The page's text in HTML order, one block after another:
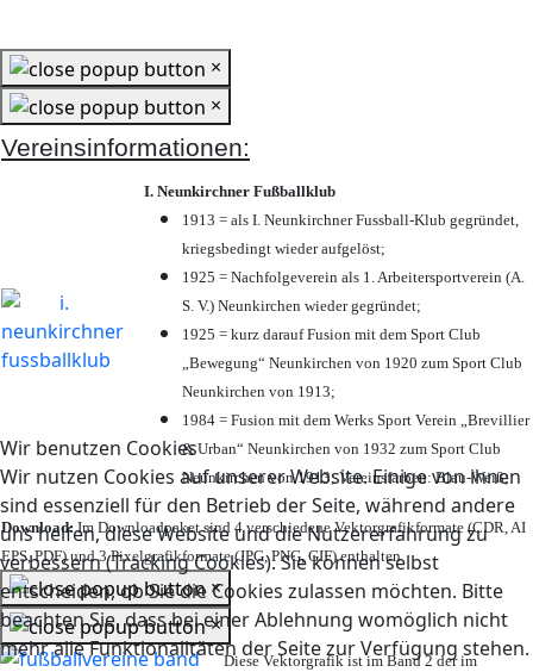
Wir benutzen Cookies
Wir nutzen Cookies auf unserer Website. Einige von ihnen
sind essenziell für den Betrieb der Seite, während andere
uns helfen, diese Website und die Nutzererfahrung zu
verbessern (Tracking Cookies). Sie können selbst
entscheiden, ob Sie die Cookies zulassen möchten. Bitte
beachten Sie, dass bei einer Ablehnung womöglich nicht
mehr alle Funktionalitäten der Seite zur Verfügung stehen.
×
×
Vereinsinformationen:
I. Neunkirchner Fußballklub
1913 = als I. Neunkirchner Fussball-Klub gegründet,
kriegsbedingt wieder aufgelöst;
1925 = Nachfolgeverein als 1. Arbeitersportverein (A.
S. V.) Neunkirchen wieder gegründet;
1925 = kurz darauf Fusion mit dem Sport Club
„Bewegung“ Neunkirchen von 1920 zum Sport Club
Neunkirchen von 1913;
1984 = Fusion mit dem Werks Sport Verein „Brevillier
& Urban“ Neunkirchen von 1932 zum Sport Club
Neunkirchen von 1913; Vereinsfarben: Blau-Weiß;
Download:Im Downloadpaket sind 4 verschiedene Vektorgrafikformate (CDR, AI
EPS, PDF) und 3 Pixelgrafikformate (JPG, PNG, GIF) enthalten.
×
×
Diese Vektorgrafik ist im Band 2 der im